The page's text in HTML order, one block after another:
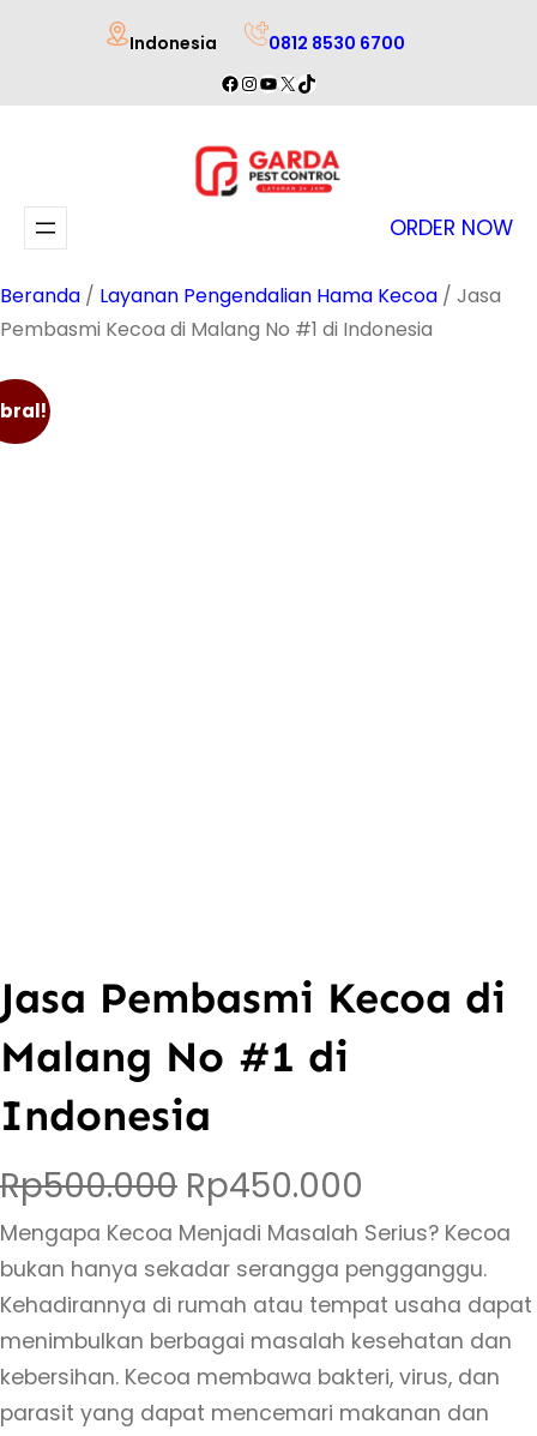
Indonesia 0812 8530 6700
Facebook
Instagram
YouTube
X TikTok
ORDER NOW
Beranda / Layanan Pengendalian Hama Kecoa / Jasa
Pembasmi Kecoa di Malang No #1 di Indonesia
Jasa Pembasmi Kecoa di
Malang No #1 di
Indonesia
Rp500.000 H
a
r
g
a
Rp450.000
a
r
g
a
Mengapa Kecoa Menjadi Masalah Serius? Kecoa
bukan hanya sekadar serangga pengganggu.
Kehadirannya di rumah atau tempat usaha dapat
menimbulkan berbagai masalah kesehatan dan
kebersihan. Kecoa membawa bakteri, virus, dan
parasit yang dapat mencemari makanan dan